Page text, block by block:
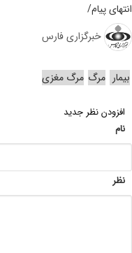
انتهای پیام/
خبرگزاری فارس
بیمار مرگ‌ مرگ مغزی
افزودن نظر جدید
نام
نظر